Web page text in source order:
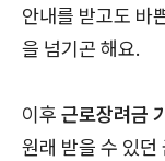
안내를 받고도 바
을 넘기곤 해요.
이후 근로장려금
원래 받을 수 있던